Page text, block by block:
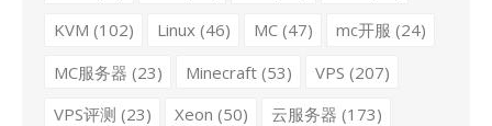
KVM (102) Linux(46) MC(47) mc开服 (24)
MC服务器 (23) Minecraft(53) VPS (207)
VPS评测 (23) Xeon (50) 云服务器 (173)